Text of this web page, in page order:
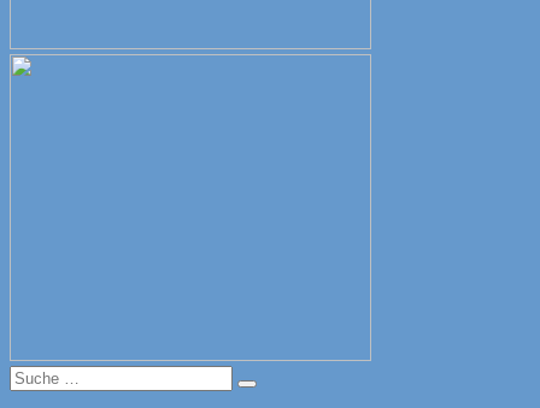
Suche
nach:
Suche